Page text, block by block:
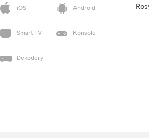
iOS
Android
Smart TV Konsole
Dekodery